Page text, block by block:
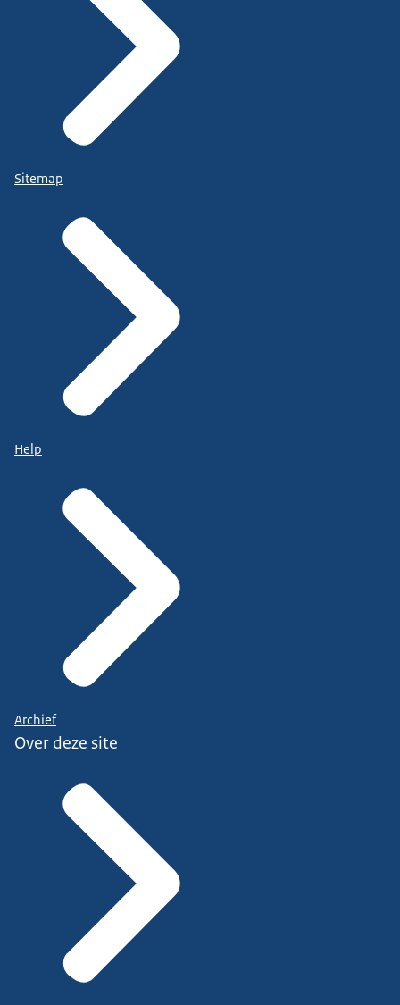
Sitemap
Help
Archief
Over deze site